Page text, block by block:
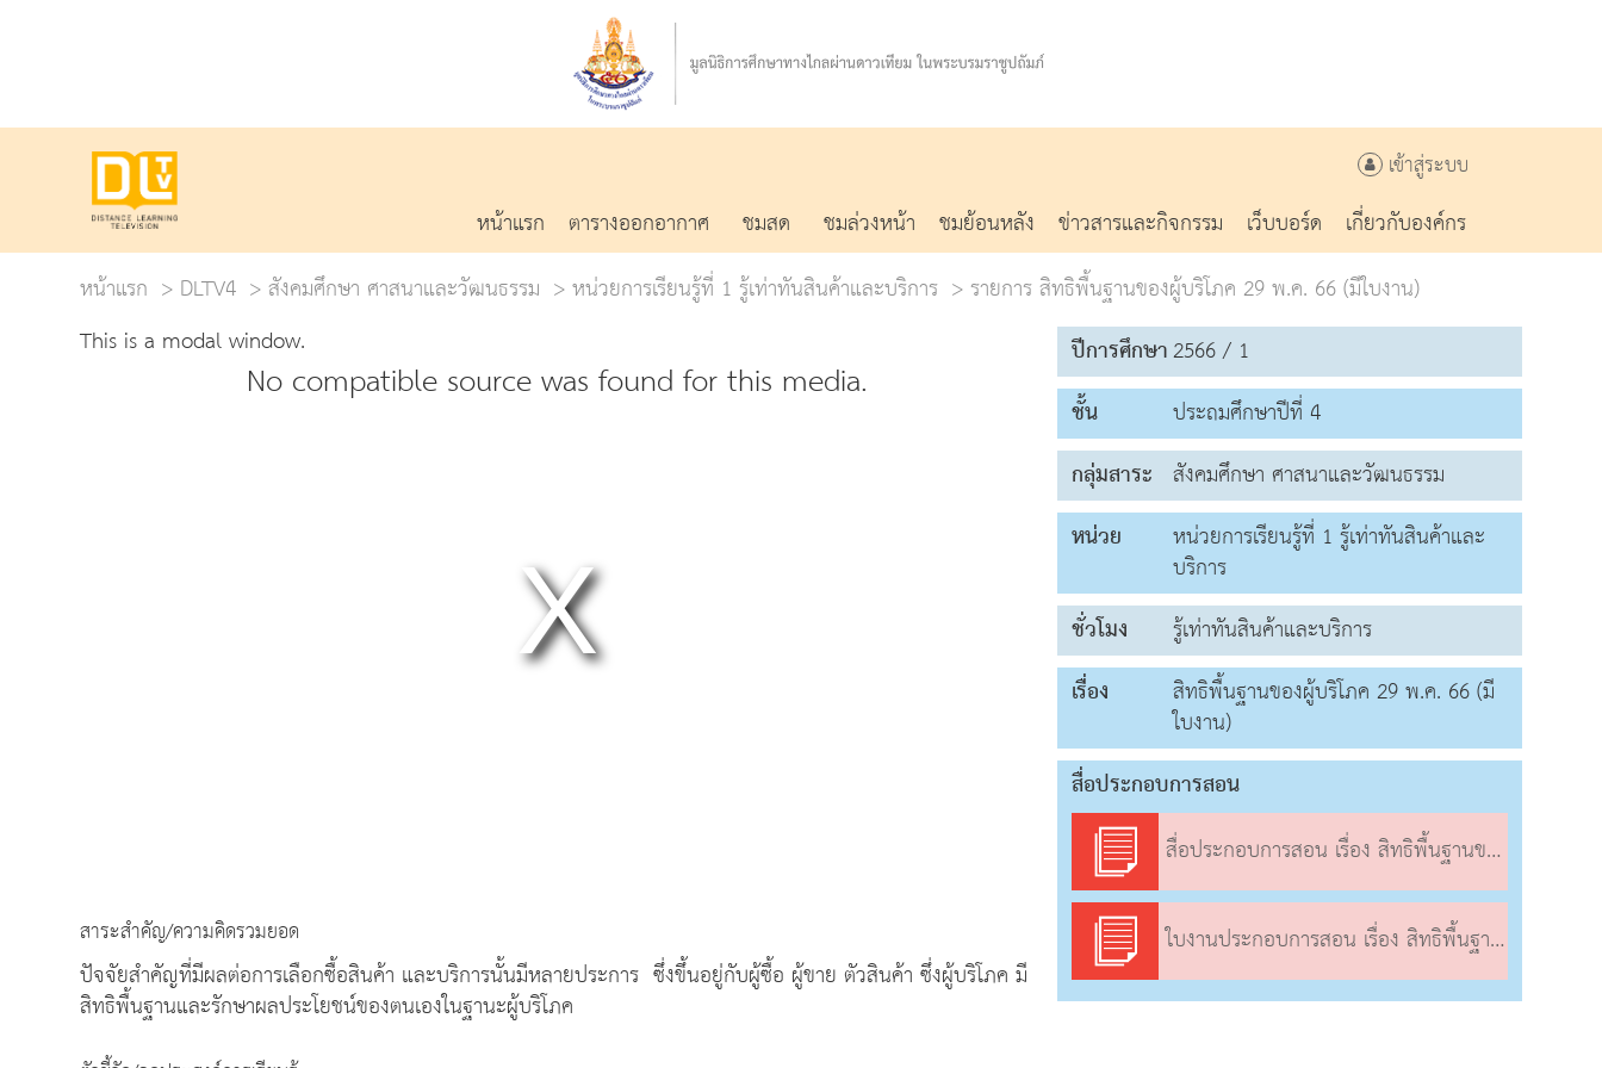
เข้าสู่ระบบ
หน้าแรก ตารางออกอากาศ ชมสด ชมล่วงหน้า ชมย้อนหลัง ข่าวสารและกิจกรรม เว็บบอร์ด
เกี่ยวกับองค์กร
หน้าแรก
DLTV4 สังคมศึกษา ศาสนาและวัฒนธรรม หน่วยการเรียนรู้ที่ 1 รู้เท่าทันสินค้าและบริการ
รายการ สิทธิพื้นฐานของผู้บริโภค 29 พ.ค. 66 (มีใบงาน)
This is a modal window.
No compatible source was found for this media.
สาระสำคัญ/ความคิดรวมยอด
ปัจจัยสำคัญที่มีผลต่อการเลือกซื้อสินค้า และบริการนั้นมีหลายประการ ซึ่งขึ้นอยู่กับผู้ซื้อ ผู้ขาย ตัวสินค้า ซึ่งผู้บริโภค มี
สิทธิพื้นฐานและรักษาผลประโยชน์ของตนเองในฐานะผู้บริโภค
ปีการศึกษา2566 / 1
ชั้น
ประถมศึกษาปีที่ 4
กลุ่มสาระ สังคมศึกษา ศาสนาและวัฒนธรรม
หน่วย
หน่วยการเรียนรู้ที่ 1 รู้เท่าทันสินค้าและ
บริการ
ชั่วโมง
รู้เท่าทันสินค้าและบริการ
เรื่อง
สิทธิพื้นฐานของผู้บริโภค 29 พ.ค. 66 (มี
ใบงาน)
สื่อประกอบการสอน
สื่อประกอบการสอน เรื่อง สิทธิพื้นฐานของผู้บริโภค
ใบงานประกอบการสอน เรื่อง สิทธิพื้นฐานของผู้บริโภค